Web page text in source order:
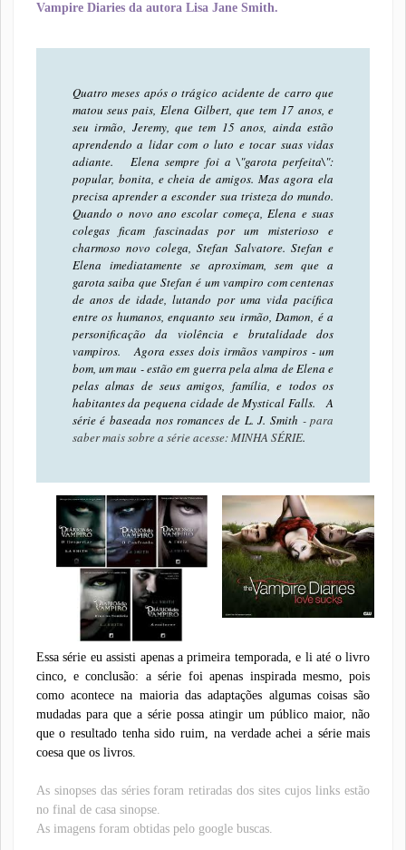
Vampire Diaries da autora Lisa Jane Smith.
Quatro meses após o trágico acidente de carro que
matou seus pais, Elena Gilbert, que tem 17 anos, e
seu irmão, Jeremy, que tem 15 anos, ainda estão
aprendendo a lidar com o luto e tocar suas vidas
adiante. Elena sempre foi a \"garota perfeita\":
popular, bonita, e cheia de amigos. Mas agora ela
precisa aprender a esconder sua tristeza do mundo.
Quando o novo ano escolar começa, Elena e suas
colegas ficam fascinadas por um misterioso e
charmoso novo colega, Stefan Salvatore. Stefan e
Elena imediatamente se aproximam, sem que a
garota saiba que Stefan é um vampiro com centenas
de anos de idade, lutando por uma vida pacífica
entre os humanos, enquanto seu irmão, Damon, é a
personificação da violência e brutalidade dos
vampiros. Agora esses dois irmãos vampiros - um
bom, um mau - estão em guerra pela alma de Elena e
pelas almas de seus amigos, família, e todos os
habitantes da pequena cidade de Mystical Falls. A
série é baseada nos romances de L. J. Smith - para
saber mais sobre a série acesse: MINHA SÉRIE.
Essa série eu assisti apenas a primeira temporada, e li até o livro
cinco, e conclusão: a série foi apenas inspirada mesmo, pois
como acontece na maioria das adaptações algumas coisas são
mudadas para que a série possa atingir um público maior, não
que o resultado tenha sido ruim, na verdade achei a série mais
coesa que os livros.
As sinopses das séries foram retiradas dos sites cujos links estão
no final de casa sinopse.
As imagens foram obtidas pelo google buscas.